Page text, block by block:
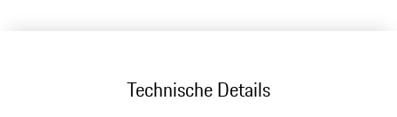
Technische Details